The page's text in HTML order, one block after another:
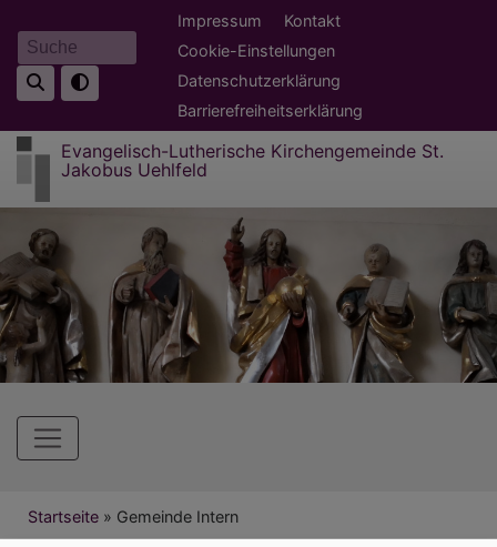
zum
Inhalt
Suche
Fußbereichsmenü
Impressum
Kontakt
Cookie-Einstellungen
Datenschutzerklärung
Barrierefreiheitserklärung
Evangelisch-Lutherische Kirchengemeinde St.
Jakobus Uehlfeld
Hauptnavigation
Breadcrumb
Startseite Gemeinde Intern